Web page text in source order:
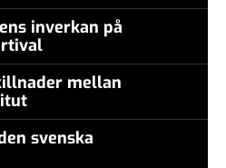
inverkan på
mellan
svenska